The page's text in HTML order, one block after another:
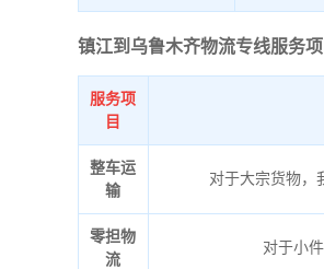
镇江到乌鲁木齐物流专线服务项
服务项
目
整车运
输
对于大宗货物，
零担物
流
对于小